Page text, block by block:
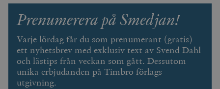
Prenumerera på Smedjan!
Varje lördag får du som prenumerant (gratis)
ett nyhetsbrev med exklusiv text av Svend Dahl
och lästips från veckan som gått. Dessutom
unika erbjudanden på Timbro förlags
utgivning.